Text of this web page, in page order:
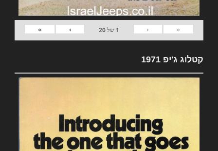
«
‹
1 של20
›
»
קטלוג ג'יפ 1971